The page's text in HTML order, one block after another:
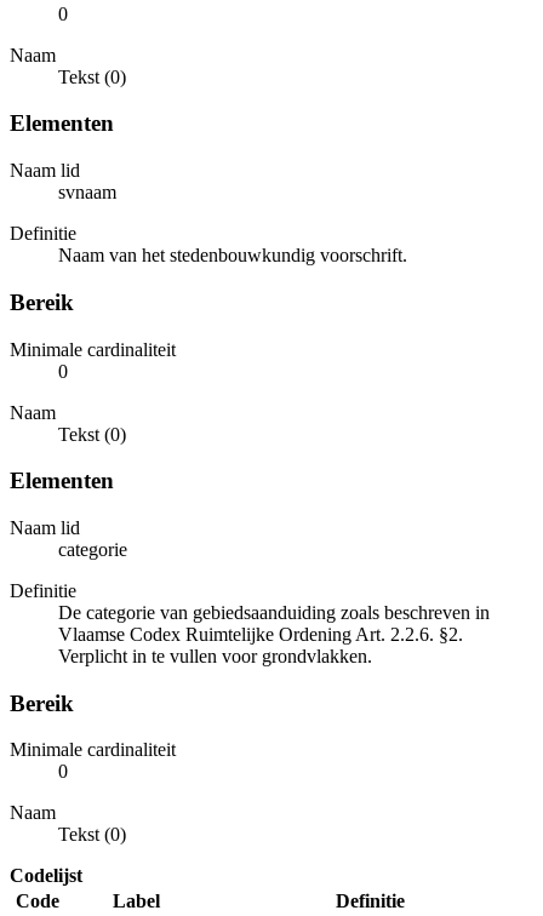
0
Naam
Tekst (0)
Elementen
Naam lid
svnaam
Definitie
Naam van het stedenbouwkundig voorschrift.
Bereik
Minimale cardinaliteit
0
Naam
Tekst (0)
Elementen
Naam lid
categorie
Definitie
De categorie van gebiedsaanduiding zoals beschreven in
Vlaamse Codex Ruimtelijke Ordening Art. 2.2.6. §2.
Verplicht in te vullen voor grondvlakken.
Bereik
Minimale cardinaliteit
0
Naam
Tekst (0)
Codelijst
Code
Label
Definitie